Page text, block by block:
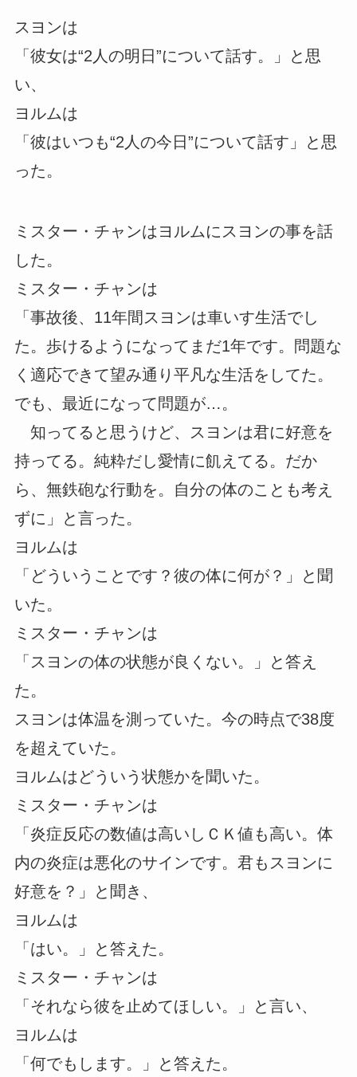
スヨンは
「彼女は“2人の明日”について話す。」と思
い、
ヨルムは
「彼はいつも“2人の今日”について話す」と思
った。
ミスター・チャンはヨルムにスヨンの事を話
した。
ミスター・チャンは
「事故後、11年間スヨンは車いす生活でし
た。歩けるようになってまだ1年です。問題な
く適応できて望み通り平凡な生活をしてた。
でも、最近になって問題が…。
知ってると思うけど、スヨンは君に好意を
持ってる。純粋だし愛情に飢えてる。だか
ら、無鉄砲な行動を。自分の体のことも考え
ずに」と言った。
ヨルムは
「どういうことです？彼の体に何が？」と聞
いた。
ミスター・チャンは
「スヨンの体の状態が良くない。」と答え
た。
スヨンは体温を測っていた。今の時点で38度
を超えていた。
ヨルムはどういう状態かを聞いた。
ミスター・チャンは
「炎症反応の数値は高いしＣＫ値も高い。体
内の炎症は悪化のサインです。君もスヨンに
好意を？」と聞き、
ヨルムは
「はい。」と答えた。
ミスター・チャンは
「それなら彼を止めてほしい。」と言い、
ヨルムは
「何でもします。」と答えた。